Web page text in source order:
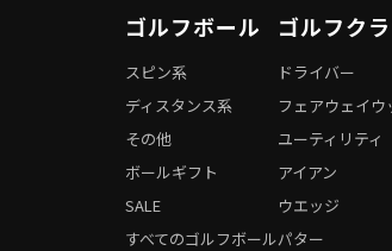
ゴルフボール
スピン系
ディスタンス系
その他
ボールギフト
SALE
すべてのゴルフボール
ゴルフク
ドライバー
フェアウェイウ
ユーティリティ
アイアン
ウエッジ
パター